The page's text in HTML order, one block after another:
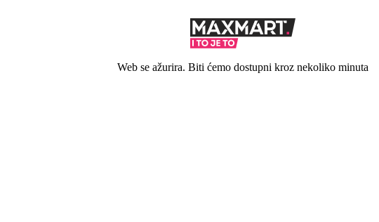
Web se ažurira. Biti ćemo dostupni kroz nekoliko minuta